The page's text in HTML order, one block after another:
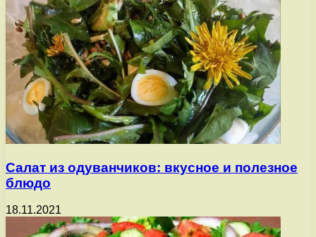
Салат из одуванчиков: вкусное и полезное
блюдо
18.11.2021